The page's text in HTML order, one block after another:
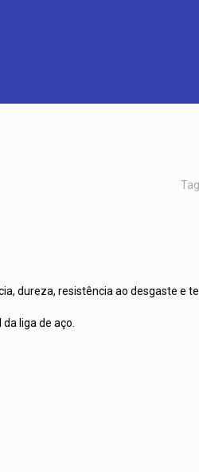
dureza, resistência ao desgaste e
liga de aço.